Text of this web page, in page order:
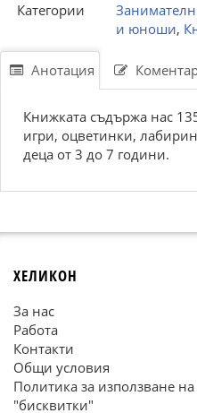
Категории
и юноши,
Анотация
Книжката съдържа нас
игри, оцветинки,
деца от 3 до 7 години.
ХЕЛИКОН
За нас
Работа
Контакти
Общи условия
Политика за използване на
"бисквитки"